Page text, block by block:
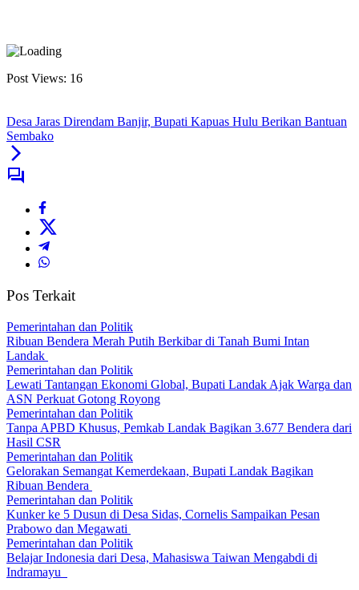
Post Views: 16
Desa Jaras Direndam Banjir, Bupati Kapuas Hulu Berikan Bantuan
Sembako
Pos Terkait
Pemerintahan dan Politik
Ribuan Bendera Merah Putih Berkibar di Tanah Bumi Intan
Landak
Pemerintahan dan Politik
Lewati Tantangan Ekonomi Global, Bupati Landak Ajak Warga dan
ASN Perkuat Gotong Royong
Pemerintahan dan Politik
Tanpa APBD Khusus, Pemkab Landak Bagikan 3.677 Bendera dari
Hasil CSR
Pemerintahan dan Politik
Gelorakan Semangat Kemerdekaan, Bupati Landak Bagikan
Ribuan Bendera
Pemerintahan dan Politik
Kunker ke 5 Dusun di Desa Sidas, Cornelis Sampaikan Pesan
Prabowo dan Megawati
Pemerintahan dan Politik
Belajar Indonesia dari Desa, Mahasiswa Taiwan Mengabdi di
Indramayu